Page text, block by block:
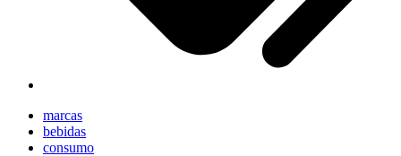
marcas
bebidas
consumo